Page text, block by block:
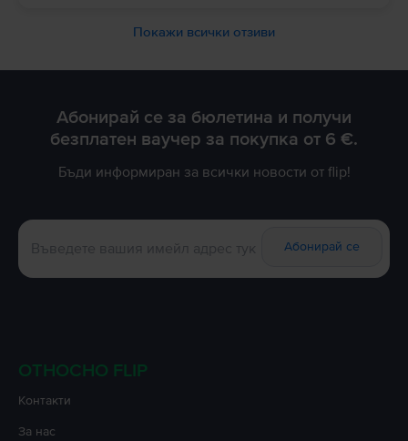
Покажи всички отзиви
Абонирай се за бюлетина и получи
безплатен ваучер за покупка от 6 €.
Бъди информиран за всички новости от flip!
Абонирай се
ОТНОСНО FLIP
Контакти
За нас